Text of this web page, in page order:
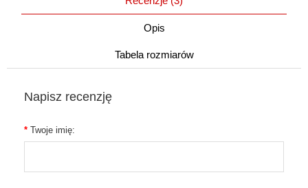
Opis
Tabela rozmiarów
Napisz recenzję
Twoje imię: